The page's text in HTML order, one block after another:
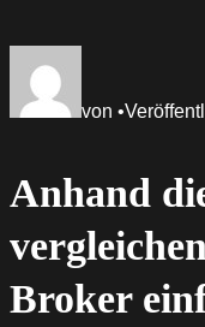
von •
Anhand
Broker